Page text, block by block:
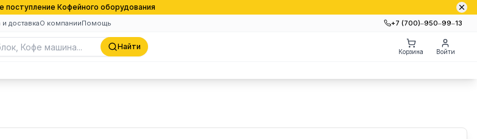
поступление Кофейного оборудования
и доставкаО компанииПомощь +7 (700)‒950‒99‒13
Найти
Корзина Войти